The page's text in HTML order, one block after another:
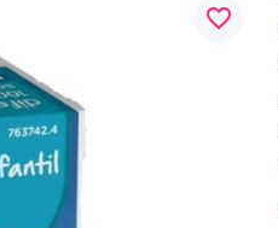
favorite_border